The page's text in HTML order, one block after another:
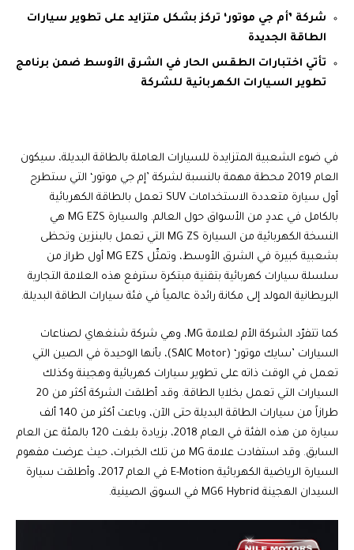
شركة ’أم جي موتور‘ تركز بشكل متزايد على تطوير سيارات
الطاقة الجديدة
تأتي اختبارات الطقس الحار في الشرق الأوسط ضمن برنامج
تطوير السيارات الكهربائية للشركة
في ضوء الشعبية المتزايدة للسيارات العاملة بالطاقة البديلة، سيكون
العام 2019 محطة مهمة بالنسبة لشركة ’إم جي موتور‘ التي ستطرح
أول سيارة متعددة الاستخدامات SUV تعمل بالطاقة الكهربائية
بالكامل في عددٍ من الأسواق حول العالم. والسيارة MG EZS هي
النسخة الكهربائية من السيارة MG ZS التي تعمل بالبنزين وتحظى
بشعبية كبيرة في الشرق الأوسط، وتمثّل MG EZS أول طراز من
سلسلة سيارات كهربائية بتقنية مبتكرة سترفع هذه العلامة التجارية
البريطانية المولد إلى مكانة رائدة عالمياً في فئة سيارات الطاقة البديلة.
كما تتفرّد الشركة الأم لعلامة MG، وهي شركة شنغهاي لصناعات
السيارات ’سايك موتور‘ (SAIC Motor)، بأنها الوحيدة في الصين التي
تعمل في الوقت ذاته على تطوير سيارات كهربائية وهجينة وكذلك
السيارات التي تعمل بخلايا الطاقة. وقد أطلقت الشركة أكثر من 20
طرازاً من سيارات الطاقة البديلة حتى الآن، وباعت أكثر من 140 ألف
سيارة من هذه الفئة في العام 2018، بزيادة بلغت 120 بالمئة عن العام
السابق. وقد استفادت علامة MG من تلك الخبرات، حيث عرضت مفهوم
السيارة الرياضية الكهربائية E-Motion في العام 2017، وأطلقت سيارة
السيدان الهجينة MG6 Hybrid في السوق الصينية.